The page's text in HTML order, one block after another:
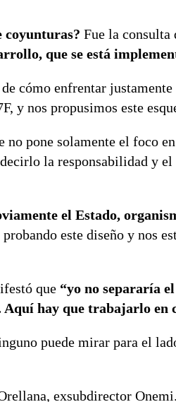
coyunturas? Fue la consulta
que se está
cómo enfrentar justamente
y nos propusimos este
no pone solamente el foco
la responsabilidad y
el Estado,
este diseño y nos
que “yo no separaría
Aquí hay que trabajarlo en
puede mirar para el
exsubdirector Onemi.